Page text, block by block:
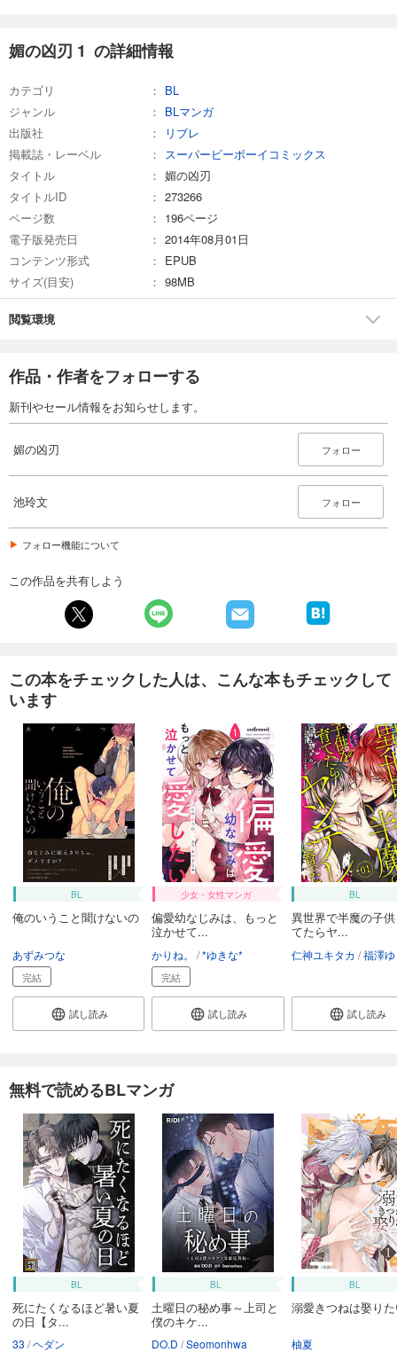
媚の凶刃 1 の詳細情報
カテゴリ
BL
ジャンル
BLマンガ
出版社
リブレ
掲載誌・レーベル
スーパービーボーイコミックス
タイトル
媚の凶刃
タイトルID
273266
ページ数
196ページ
電子版発売日
2014年08月01日
コンテンツ形式
EPUB
サイズ(目安)
98MB
閲覧環境
作品・作者をフォローする
新刊やセール情報をお知らせします。
媚の凶刃 フォロー
池玲文 フォロー
フォロー機能について
この作品を共有しよう
この本をチェックした人は、こんな本もチェックして
います
BL
俺のいうこと聞けないの
あずみつな
完結
試し読み
少女・女性マンガ
偏愛幼なじみは、もっと
泣かせて...
かりね。 *ゆきな*
完結
試し読み
BL
異世界で半魔の子
てたらヤ...
仁神ユキタカ 福澤
試し読み
無料で読めるBLマンガ
BL
死にたくなるほど暑い夏
の日【タ...
33 ヘダン
BL
土曜日の秘め事～上司と
僕のキケ...
DO.D Seomonhwa
BL
溺愛きつねは娶り
柚夏